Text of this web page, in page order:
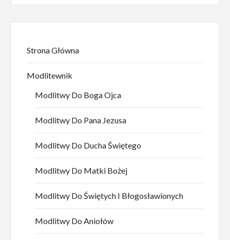
Strona Główna
Modlitewnik
Modlitwy Do Boga Ojca
Modlitwy Do Pana Jezusa
Modlitwy Do Ducha Świętego
Modlitwy Do Matki Bożej
Modlitwy Do Świętych I Błogosławionych
Modlitwy Do Aniołów